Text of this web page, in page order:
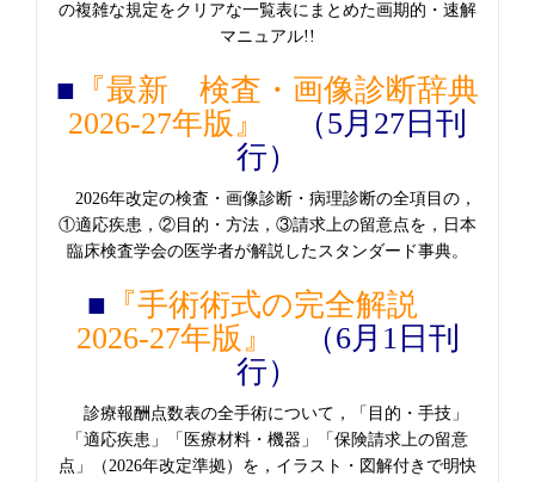
の複雑な規定をクリアな一覧表にまとめた画期的・速解
マニュアル!!
■ 『最新 検査・画像診断辞典
2026-27年版』
（5月27日刊
行）
2026年改定の検査・画像診断・病理診断の全項目の，
①適応疾患，②目的・方法，③請求上の留意点を，日本
臨床検査学会の医学者が解説したスタンダード事典。
■ 『手術術式の完全解説
2026-27年版』
（6月1日刊
行）
診療報酬点数表の全手術について，「目的・手技」
「適応疾患」「医療材料・機器」「保険請求上の留意
点」（2026年改定準拠）を，イラスト・図解付きで明快